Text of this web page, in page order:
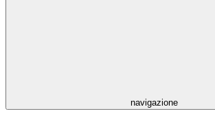
navigazione